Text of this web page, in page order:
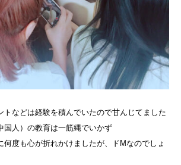
トなどは経験を積んでいたので甘んじてました
国人）の教育は一筋縄でいかず
何度も心が折れかけましたが、ドMなのでしょ